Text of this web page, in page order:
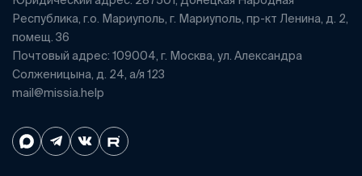
Республика, г.о. Мариуполь, г. Мариуполь, пр-кт Ленина, д. 2,
помещ. 36
Почтовый адрес: 109004, г. Москва, ул. Александра
Солженицына, д. 24, а/я 123
mail@missia.help